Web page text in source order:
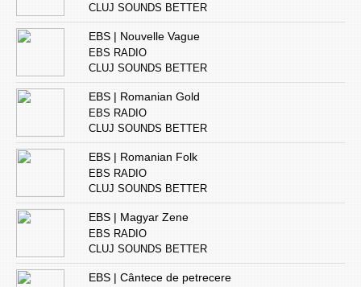
CLUJ SOUNDS BETTER
EBS | Nouvelle Vague
EBS RADIO
CLUJ SOUNDS BETTER
EBS | Romanian Gold
EBS RADIO
CLUJ SOUNDS BETTER
EBS | Romanian Folk
EBS RADIO
CLUJ SOUNDS BETTER
EBS | Magyar Zene
EBS RADIO
CLUJ SOUNDS BETTER
EBS | Cântece de petrecere